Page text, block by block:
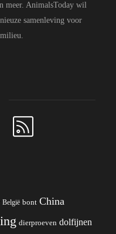
meer. AnimalsToday wil
samenleving voor
België bont China
dierproeven dolfijnen